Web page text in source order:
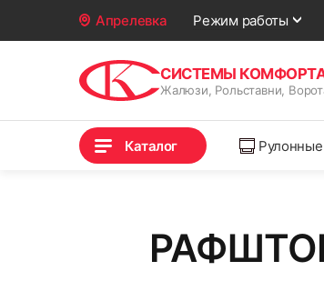
Апрелевка Режим работы
СИСТЕМЫ
Жалюзи, Рольставни,
Каталог